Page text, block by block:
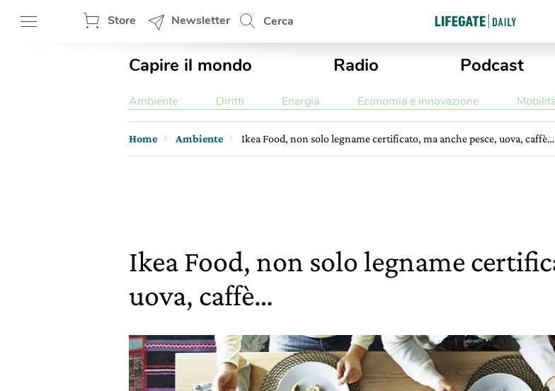
Store Newsletter Cerca
Capire il mondo Radio Podcast
Ambiente Diritti Energia Economia e innovazione
Home Ambiente Ikea Food, non solo legname certificato, ma anche pesce, uova, caffè…
Ikea Food, non solo legname
uova, caffè…